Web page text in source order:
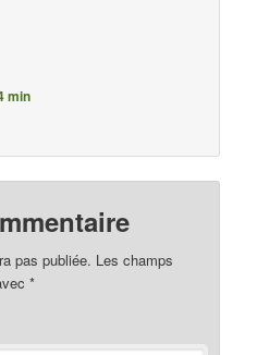
min
pas publiée. Les champs
*